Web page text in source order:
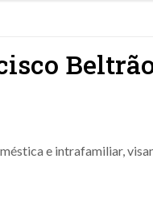
e intrafamiliar,